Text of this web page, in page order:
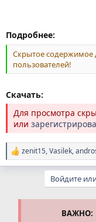
Подробнее:
Скрытое содержимое
пользователей!
Скачать:
Для просмотра
или
Р
е
zenit15,Vasilek,
Войдите
ВАЖНО: